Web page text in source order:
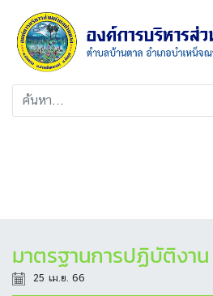
มาตรฐานการปฏิบัติงาน
25 เม.ย. 66